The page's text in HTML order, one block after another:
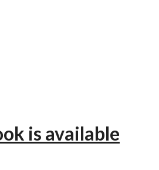
is available